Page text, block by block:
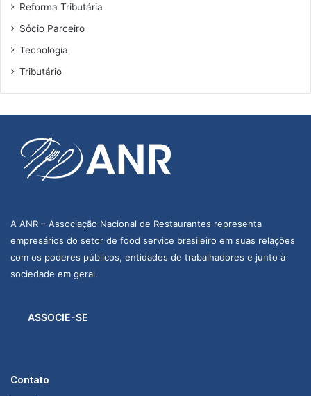
Reforma Tributária
Sócio Parceiro
Tecnologia
Tributário
A ANR – Associação Nacional de Restaurantes representa
empresários do setor de food service brasileiro em suas relações
com os poderes públicos, entidades de trabalhadores e junto à
sociedade em geral.
ASSOCIE-SE
Contato